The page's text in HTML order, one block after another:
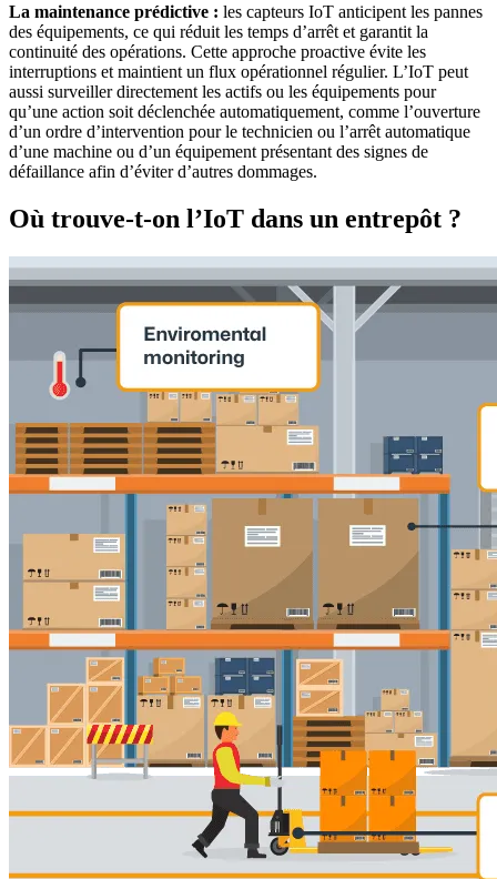
La maintenance prédictive : les capteurs IoT anticipent les pannes
des équipements, ce qui réduit les temps d’arrêt et garantit la
continuité des opérations. Cette approche proactive évite les
interruptions et maintient un flux opérationnel régulier. L’IoT peut
aussi surveiller directement les actifs ou les équipements pour
qu’une action soit déclenchée automatiquement, comme l’ouverture
d’un ordre d’intervention pour le technicien ou l’arrêt automatique
d’une machine ou d’un équipement présentant des signes de
défaillance afin d’éviter d’autres dommages.
Où trouve-t-on l’IoT dans un entrepôt ?